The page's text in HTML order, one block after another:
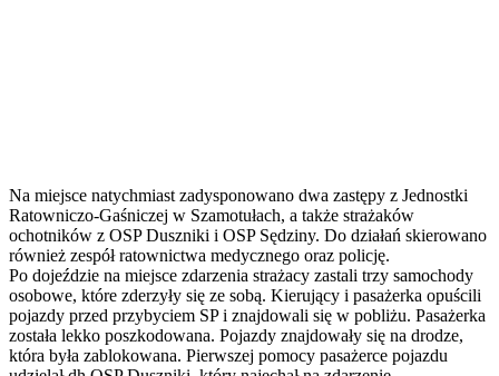
Na miejsce natychmiast zadysponowano dwa zastępy z Jednostki
Ratowniczo-Gaśniczej w Szamotułach, a także strażaków
ochotników z OSP Duszniki i OSP Sędziny. Do działań skierowano
również zespół ratownictwa medycznego oraz policję.
Po dojeździe na miejsce zdarzenia strażacy zastali trzy samochody
osobowe, które zderzyły się ze sobą. Kierujący i pasażerka opuścili
pojazdy przed przybyciem SP i znajdowali się w pobliżu. Pasażerka
została lekko poszkodowana. Pojazdy znajdowały się na drodze,
która była zablokowana. Pierwszej pomocy pasażerce pojazdu